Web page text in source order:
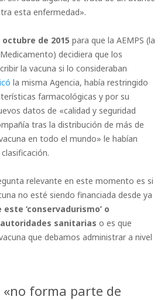
esta enfermedad».
de 2015 para que la AEMPS (la
decidiera que los
la vacuna si lo consideraban
la misma Agencia, había restringido
farmacológicas y por su
datos de «calidad y seguridad
tras la distribución de más de
en todo el mundo» le habían
relevante en este momento es si
no esté siendo financiada desde ya
‘conservadurismo’ o
autoridades sanitarias o es que
que debamos administrar a nivel
forma parte de